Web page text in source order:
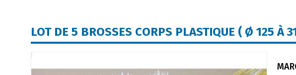
LOT DE 5 BROSSES CORPS PLASTIQUE ( Ø 125 À